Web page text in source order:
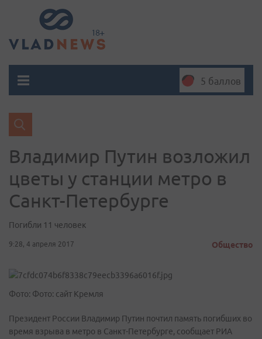
5 баллов
Владимир Путин возложил
цветы у станции метро в
Санкт-Петербурге
Погибли 11 человек
9:28, 4 апреля 2017 Общество
Фото: Фото: сайт Кремля
Президент России Владимир Путин почтил память погибших во
время взрыва в метро в Санкт-Петербурге, сообщает РИА